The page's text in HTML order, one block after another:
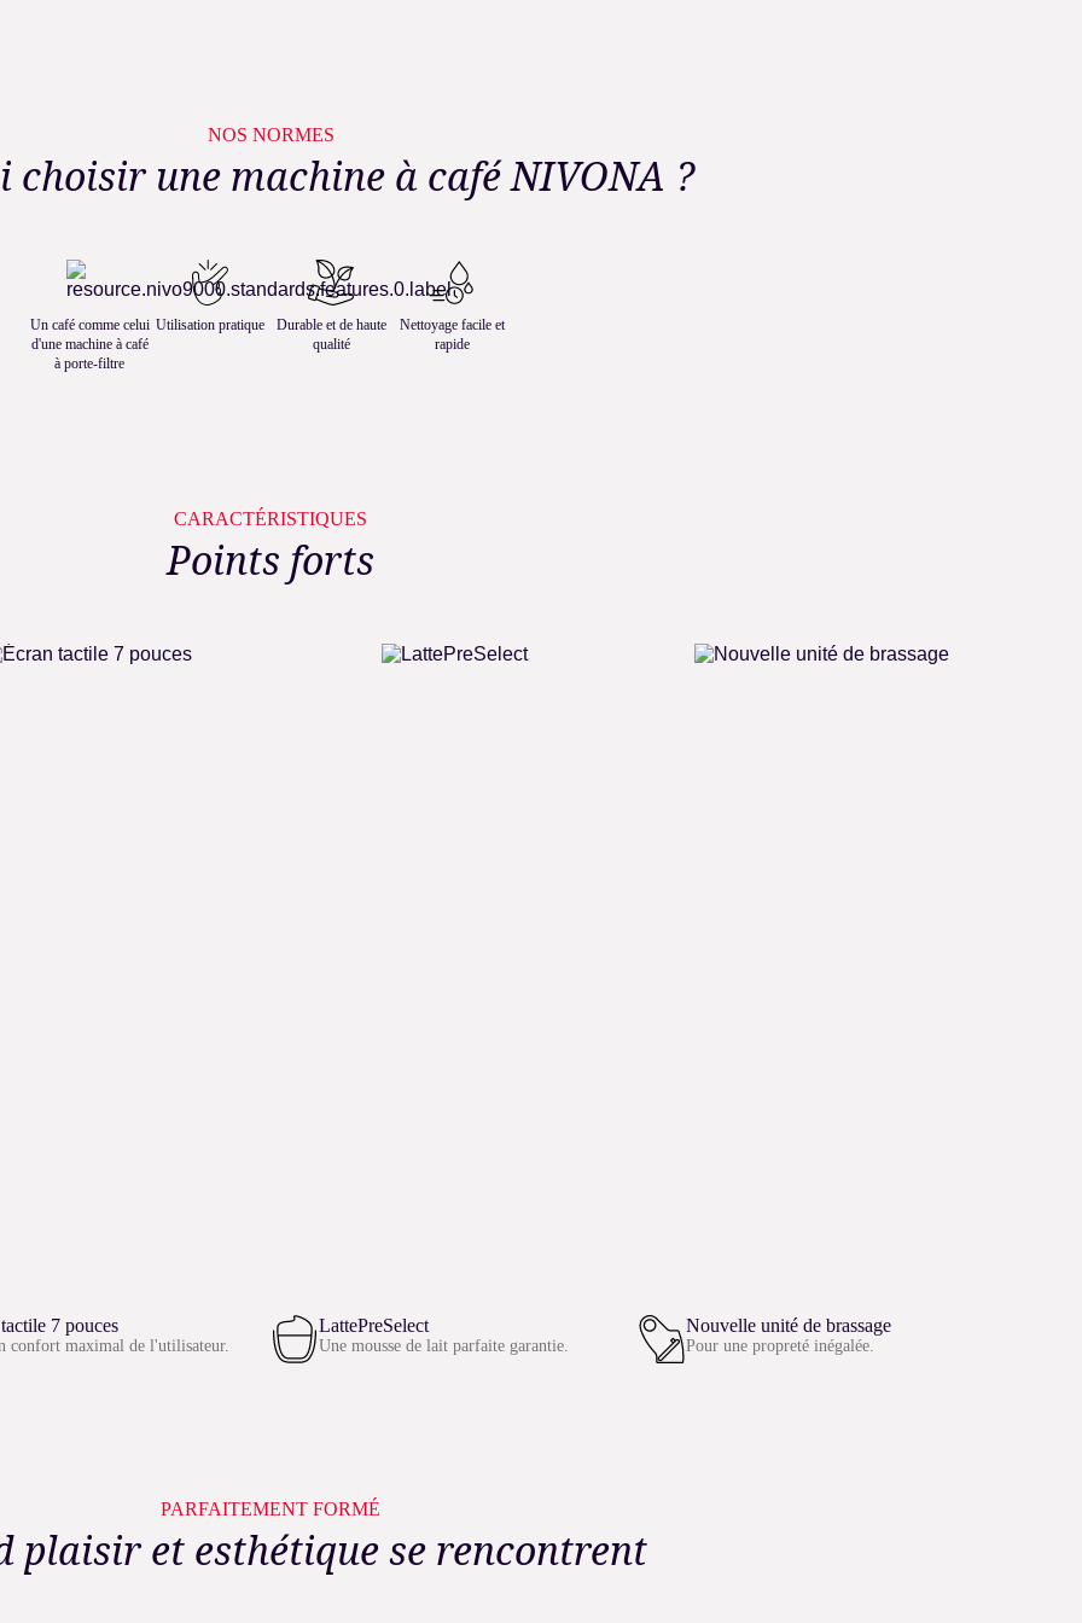
NOS NORMES
choisir une machine à café NIVONA ?
Un café comme celui
d'une machine à café
à porte-filtre
Utilisation pratique
Durable et de haute
qualité
Nettoyage facile et
rapide
CARACTÉRISTIQUES
Points forts
7 pouces
confort maximal de l'utilisateur.
LattePreSelect
Une mousse de lait parfaite garantie.
Nouvelle unité de brassage
Pour une propreté inégalée.
PARFAITEMENT FORMÉ
plaisir et esthétique se rencontrent